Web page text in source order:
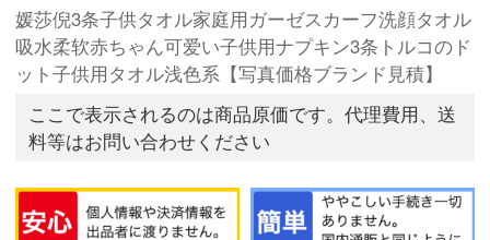
媛莎倪3条子供タオル家庭用ガーゼスカーフ洗顔タオル
吸水柔软赤ちゃん可爱い子供用ナプキン3条トルコのド
ット子供用タオル浅色系【写真価格ブランド見積】
ここで表示されるのは商品原価です。代理費用、送
料等はお問い合わせください